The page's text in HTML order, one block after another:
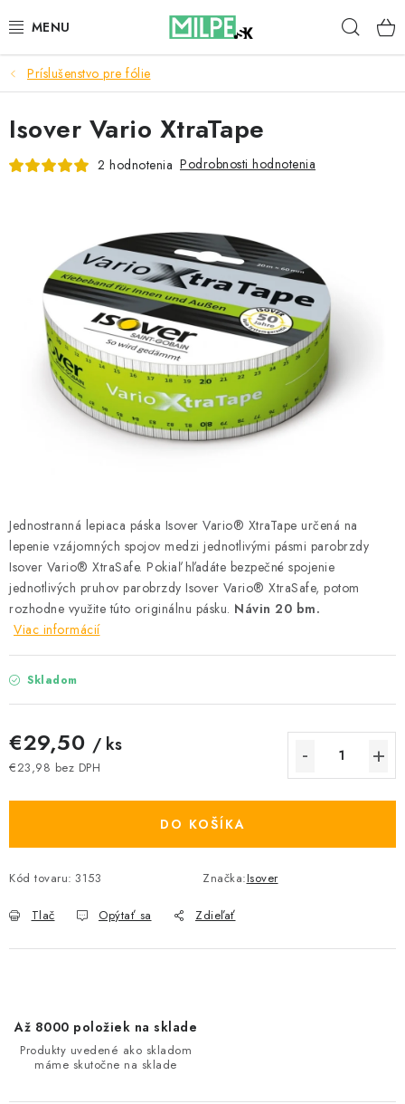
na
STREŠNÉ OKNÁ
PODKROVNÉ SCHODY
DOM A ZÁHRADA
KONTAKTY
Reklamace a vrácení zboží
Zásady používania súborov cookie
Podmínky ochrany osobních údajů
Obchodní podmínky
Príslušenstvo pre fólie
Jednostranná lepiaca páska Isover Vario® XtraTape určená na
lepenie vzájomných spojov medzi jednotlivými pásmi parobrzdy
Isover Vario® XtraSafe. Pokiaľ hľadáte bezpečné spojenie
jednotlivých pruhov parobrzdy Isover Vario® XtraSafe, potom
rozhodne využite túto originálnu pásku. Návin 20 bm.
Viac informácií
Skladom
€29,50 / ks
€23,98 bez DPH
DO KOŠÍKA
Kód tovaru: 3153 Značka:Isover
Tlač Opýtať sa Zdieľať
Isover Vario XtraTape
2 hodnotenia Podrobnosti hodnotenia
Až 8000 položiek na sklade
Produkty uvedené ako skladom
máme skutočne na sklade